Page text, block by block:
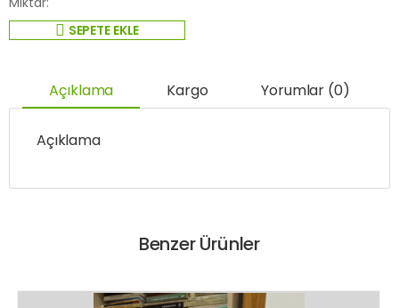
SEPETE EKLE
Açıklama Kargo Yorumlar (0)
Açıklama
Benzer Ürünler